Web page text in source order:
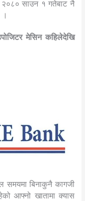
२०८० साउन १ गतेबाट नै
।
मेसिन कहिलेदेखि
बिनाकुनै कागजी
आफ्नो खातामा क्यास